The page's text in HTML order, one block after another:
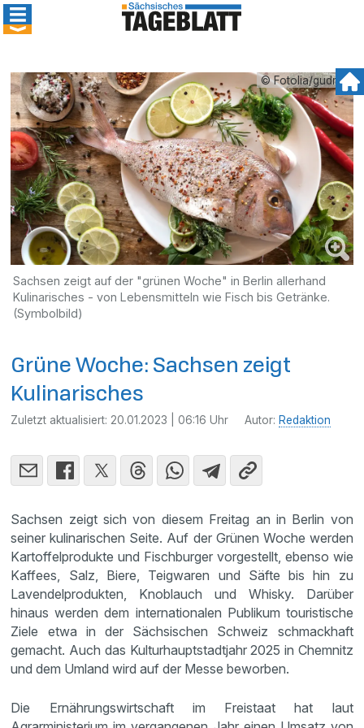
© Fotolia/gudrun
Sachsen zeigt auf der "grünen Woche" in Berlin allerhand
Kulinarisches - von Lebensmitteln wie Fisch bis Getränke.
(Symbolbild)
Grüne Woche: Sachsen zeigt
Kulinarisches
Zuletzt aktualisiert: 20.01.2023 | 06:16 Uhr Autor: Redaktion
Sachsen zeigt sich von diesem Freitag an in Berlin von
seiner kulinarischen Seite. Auf der Grünen Woche werden
Kartoffelprodukte und Fischburger vorgestellt, ebenso wie
Kaffees, Salz, Biere, Teigwaren und Säfte bis hin zu
Lavendelprodukten, Knoblauch und Whisky. Darüber
hinaus werden dem internationalen Publikum touristische
Ziele etwa in der Sächsischen Schweiz schmackhaft
gemacht. Auch das Kulturhauptstadtjahr 2025 in Chemnitz
und dem Umland wird auf der Messe beworben.
Die Ernährungswirtschaft im Freistaat hat laut